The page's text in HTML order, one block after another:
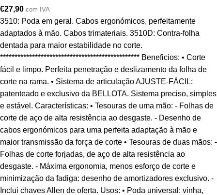
€27,90 com IVA
3510: Poda em geral. Cabos ergonómicos, perfeitamente
adaptados à mão. Cabos trimateriais. 3510D: Contra-folha
dentada para maior estabilidade no corte.
************************************************ Beneficios: • Corte
fácil e limpo. Perfeita penetração e deslizamento da folha de
corte na rama. • Sistema de articulação AJUSTE-FÁCIL:
patenteado e exclusivo da BELLOTA. Sistema preciso, simples
e estável. Características: • Tesouras de uma mão: - Folhas de
corte de aço de alta resistência ao desgaste. - Desenho de
cabos ergonómicos para uma perfeita adaptação à mão e
maior transmissão da força de corte • Tesouras de duas mãos: -
Folhas de corte forjadas, de aço de alta resistência ao
desgaste. - Máxima ergonomia, menos esforço de corte e
minimização da fadiga: desenho de amortizadores exclusivo. -
Inclui chaves Allen de oferta. Usos: • Poda universal: vinha,